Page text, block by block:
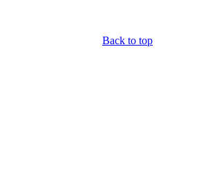
Back to top